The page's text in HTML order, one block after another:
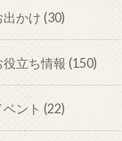
出かけ(30)
役立ち情報(150)
ベント(22)